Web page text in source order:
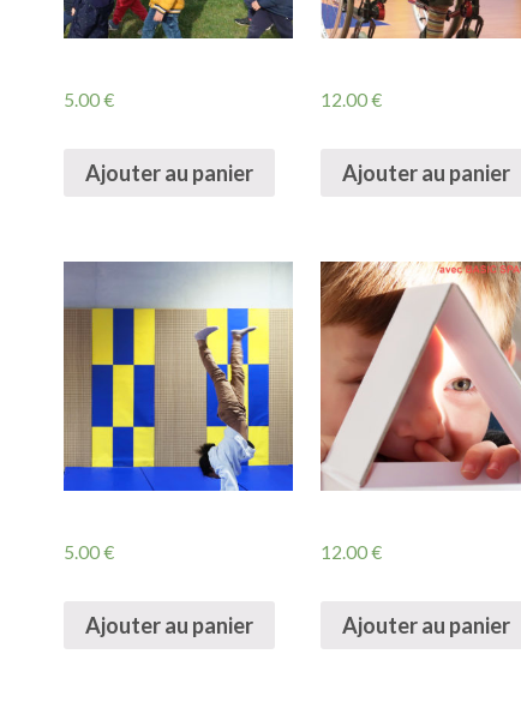
5.00€
Ajouter au panier
12.00€
Ajouter au panier
5.00€
Ajouter au panier
12.00€
Ajouter au panier